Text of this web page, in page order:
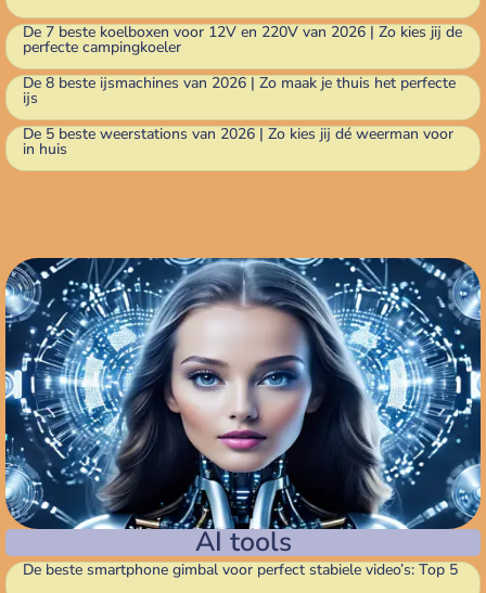
De 7 beste koelboxen voor 12V en 220V van 2026 | Zo kies jij de
perfecte campingkoeler
De 8 beste ijsmachines van 2026 | Zo maak je thuis het perfecte
ijs
De 5 beste weerstations van 2026 | Zo kies jij dé weerman voor
in huis
AI tools
De beste smartphone gimbal voor perfect stabiele video’s: Top 5